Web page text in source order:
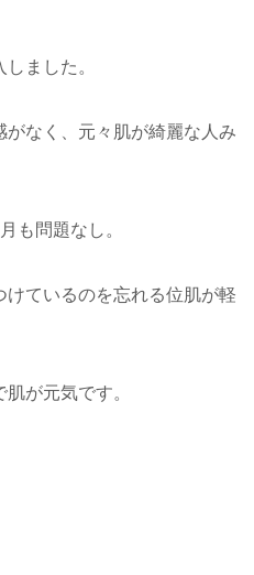
ました。
なく、元々肌が綺麗な人み
も問題なし。
ているのを忘れる位肌が軽
が元気です。